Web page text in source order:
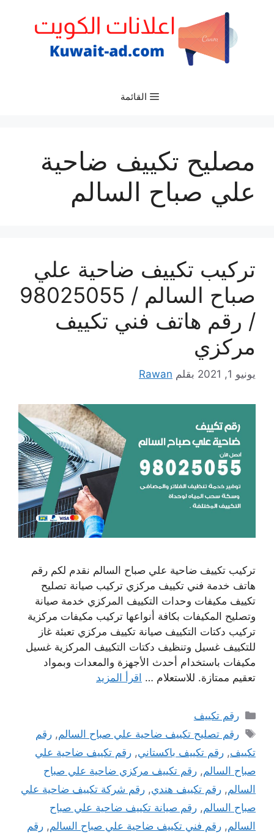
القائمة
مصليح تكييف ضاحية
علي صباح السالم
تركيب تكييف ضاحية علي
صباح السالم / 98025055
/ رقم هاتف فني تكييف
مركزي
يونيو 1, 2021 بقلم Rawan
تركيب تكييف ضاحية علي صباح السالم نقدم لكم رقم
هاتف خدمة فني تكييف مركزي تركيب صيانة تصليح
تكييف مكيفات وحدات التكييف المركزي خدمة صيانة
وتصليح المكيفات بكافة أنواعها تركيب مكيفات مركزية
تركيب دكتات التكييف صيانة تكييف مركزي تعبئة غاز
للتكييف غسيل وتنظيف دكتات التكييف المركزية غسيل
مكيفات باستخدام أحدث الأجهزة والمعدات وبمواد
تعقيم ممتازة. للاستعلام … اقرأ المزيد
التصنيفات
رقم تكييف
الوسوم
رقم تصليح تكييف ضاحية علي صباح السالم,رقم
تكييف, رقم تكييف باكستاني, رقم تكييف ضاحية علي
صباح السالم, رقم تكييف مركزي ضاحية علي صباح
السالم, رقم تكييف هندي, رقم شركة تكييف ضاحية علي
صباح السالم, رقم صيانة تكييف ضاحية علي صباح
السالم, رقم فني تكييف ضاحية علي صباح السالم, رقم